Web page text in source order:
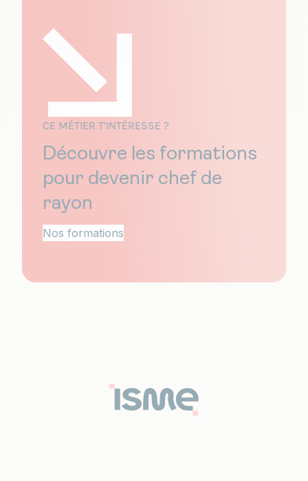
CE MÉTIER T’INTÉRESSE ?
Découvre les formations
pour devenir chef de
rayon
Nos formations